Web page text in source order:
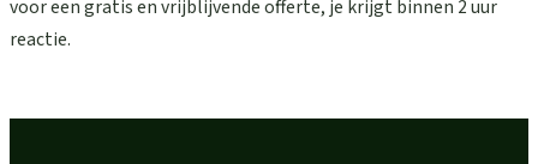
voor een gratis en vrijblijvende offerte, je krijgt binnen 2 uur
reactie.